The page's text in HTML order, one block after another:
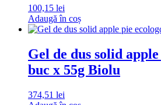
100,15 lei
Adaugă în coș
Gel de dus solid
buc x 55g Biolu
374,51 lei